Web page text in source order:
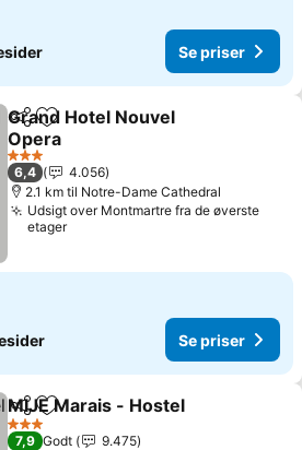
Se priser
Del Føj til favoritter
Grand Hotel Nouvel
Opera
3 Stjerner
6,4
4.056
2.1 km til Notre-Dame Cathedral
Udsigt over Montmartre fra de øverste
etager
Se priser
Del Føj til favoritter
MIJE Marais - Hostel
3 Stjerner
7,9 Godt
9.475